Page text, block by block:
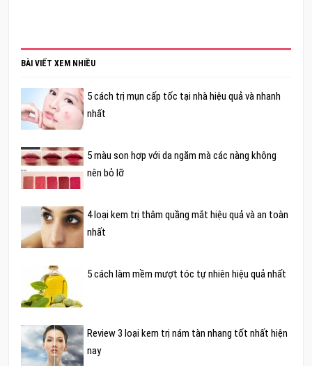
BÀI VIẾT XEM NHIỀU
5 cách trị mụn cấp tốc tại nhà hiệu quả và nhanh
nhất
5 màu son hợp với da ngăm mà các nàng không
nên bỏ lỡ
4 loại kem trị thâm quầng mắt hiệu quả và an toàn
nhất
5 cách làm mềm mượt tóc tự nhiên hiệu quả nhất
Review 3 loại kem trị nám tàn nhang tốt nhất hiện
nay